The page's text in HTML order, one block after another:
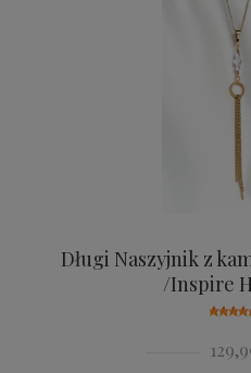
Długi Naszyjnik z
/Inspire